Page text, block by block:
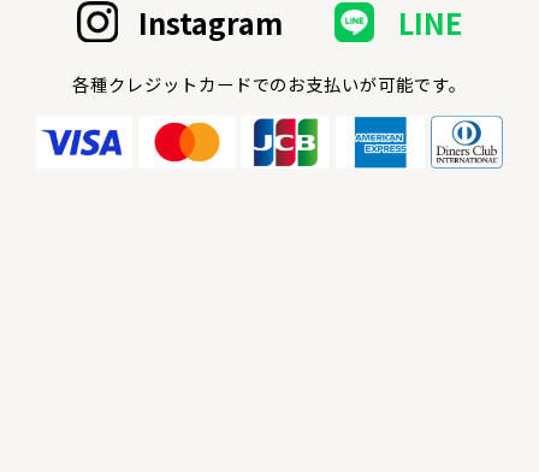
Instagram LINE
各種クレジットカードでのお支払いが可能です。